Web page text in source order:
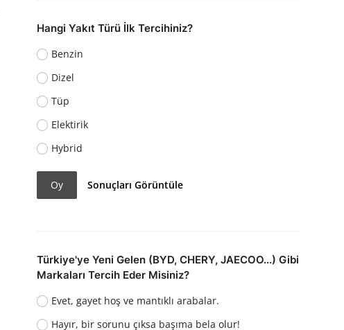
Hangi Yakıt Türü İlk Tercihiniz?
Benzin
Dizel
Tüp
Elektirik
Hybrid
Oy Sonuçları Görüntüle
Türkiye'ye Yeni Gelen (BYD, CHERY, JAECOO...) Gibi
Markaları Tercih Eder Misiniz?
Evet, gayet hoş ve mantıklı arabalar.
Hayır, bir sorunu çıksa başıma bela olur!